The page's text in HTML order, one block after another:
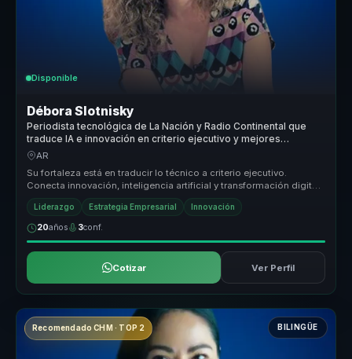
Disponible
Débora Slotnisky
Periodista tecnológica de La Nación y Radio Continental que
traduce IA e innovación en criterio ejecutivo y mejores
decisiones para líderes.
AR
Su fortaleza está en traducir lo técnico a criterio ejecutivo.
Conecta innovación, inteligencia artificial y transformación digital
con p...
Liderazgo Estrategia Empresarial Innovación
20años 3conf.
Cotizar Ver Perfil
Recomendado CHM · TOP 2 BILINGÜE